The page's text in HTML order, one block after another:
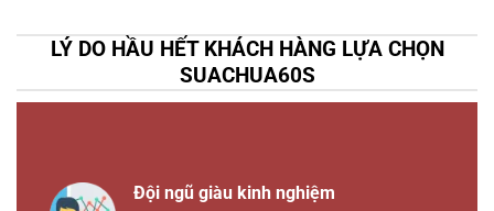
LÝ DO HẦU HẾT KHÁCH HÀNG LỰA CHỌN
SUACHUA60S
Đội ngũ giàu kinh nghiệm